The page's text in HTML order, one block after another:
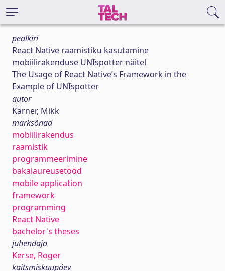
pealkiri
React Native raamistiku kasutamine
mobiilirakenduse UNIspotter näitel
The Usage of React Native’s Framework in the
Example of UNIspotter
autor
Kärner, Mikk
märksõnad
mobiilirakendus
raamistik
programmeerimine
bakalaureusetööd
mobile application
framework
programming
React Native
bachelor's theses
juhendaja
Kerse, Roger
kaitsmiskuupäev